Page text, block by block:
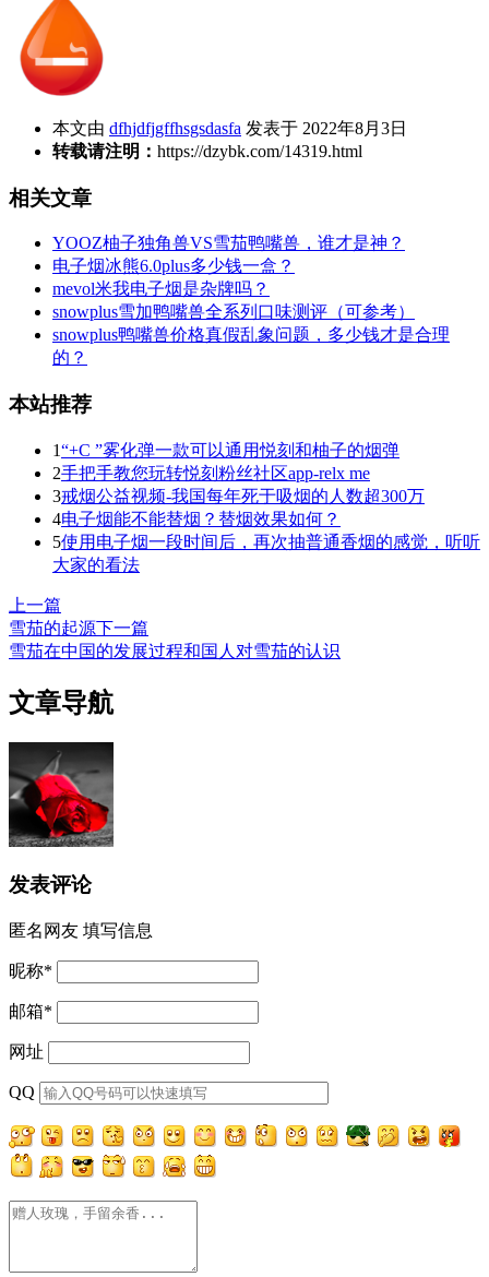
本文由 dfhjdfjgffhsgsdasfa 发表于 2022年8月3日
转载请注明： https://dzybk.com/14319.html
相关文章
YOOZ柚子独角兽VS雪茄鸭嘴兽，谁才是神？
电子烟冰熊6.0plus多少钱一盒？
mevol米我电子烟是杂牌吗？
snowplus雪加鸭嘴兽全系列口味测评（可参考）
snowplus鸭嘴兽价格真假乱象问题，多少钱才是合理
的？
本站推荐
1“+C ”雾化弹一款可以通用悦刻和柚子的烟弹
2手把手教您玩转悦刻粉丝社区app-relx me
3戒烟公益视频-我国每年死于吸烟的人数超300万
4电子烟能不能替烟？替烟效果如何？
5使用电子烟一段时间后，再次抽普通香烟的感觉，听听
大家的看法
上一篇
雪茄的起源下一篇
雪茄在中国的发展过程和国人对雪茄的认识
文章导航
发表评论
匿名网友 填写信息
昵称*
邮箱*
网址
QQ